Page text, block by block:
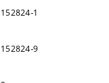
152824-1
152824-9